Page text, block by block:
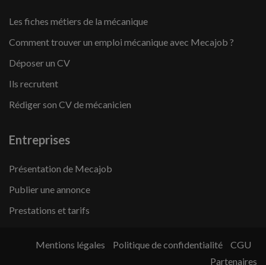
Les fiches métiers de la mécanique
Comment trouver un emploi mécanique avec Mecajob ?
Déposer un CV
Ils recrutent
Rédiger son CV de mécanicien
Entreprises
Présentation de Mecajob
Publier une annonce
Prestations et tarifs
Mentions légales Politique de confidentialité
CGU
Partenaires